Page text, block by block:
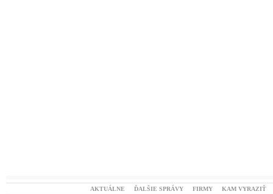
AKTUÁLNE ĎALŠIE SPRÁVY FIRMY KAM VYRAZIŤ